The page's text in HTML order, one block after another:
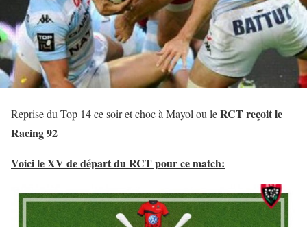
Reprise du Top 14 ce soir et choc à Mayol ou leRCT reçoit le
Racing 92
Voici le XV de départ du RCT pour ce match: